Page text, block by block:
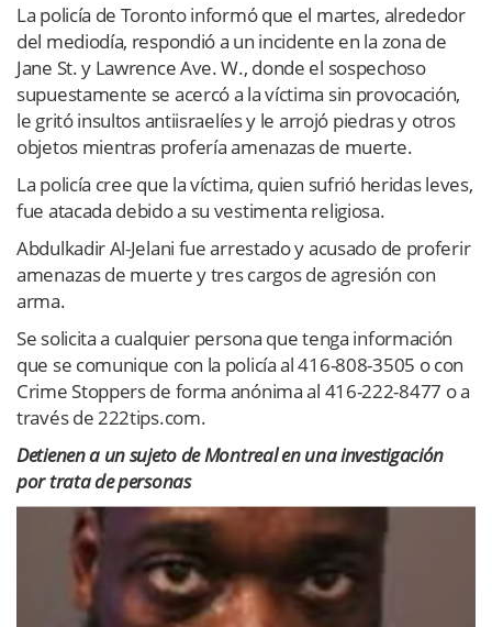
La policía de Toronto informó que el martes, alrededor
del mediodía, respondió a un incidente en la zona de
Jane St. y Lawrence Ave. W., donde el sospechoso
supuestamente se acercó a la víctima sin provocación,
le gritó insultos antiisraelíes y le arrojó piedras y otros
objetos mientras profería amenazas de muerte.
La policía cree que la víctima, quien sufrió heridas leves,
fue atacada debido a su vestimenta religiosa.
Abdulkadir Al-Jelani fue arrestado y acusado de proferir
amenazas de muerte y tres cargos de agresión con
arma.
Se solicita a cualquier persona que tenga información
que se comunique con la policía al 416-808-3505 o con
Crime Stoppers de forma anónima al 416-222-8477 o a
través de 222tips.com.
Detienen a un sujeto de Montreal en una investigación
por trata de personas